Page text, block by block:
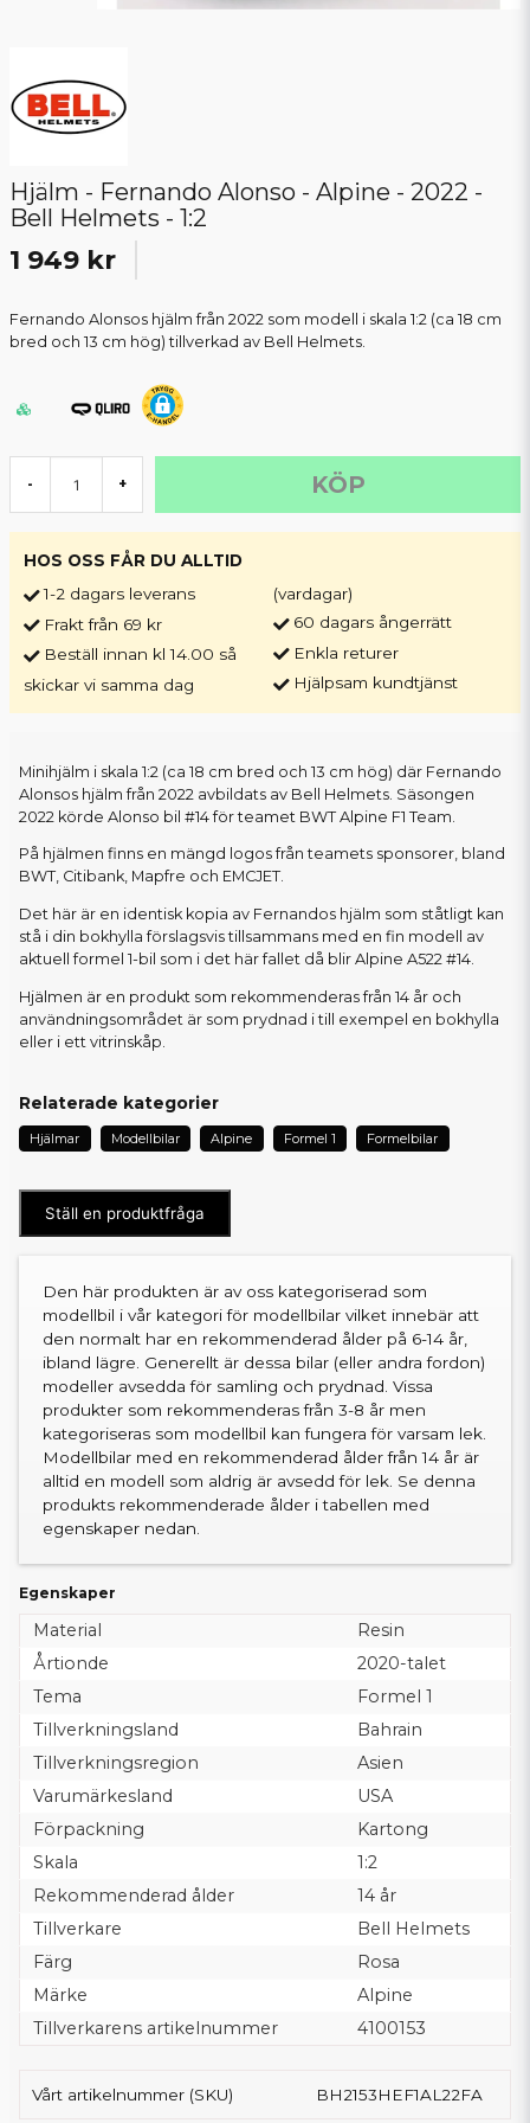
Hjälm - Fernando Alonso - Alpine - 2022 -
Bell Helmets - 1:2
1 949 kr
Fernando Alonsos hjälm från 2022 som modell i skala 1:2 (ca 18 cm
bred och 13 cm hög) tillverkad av Bell Helmets.
- + KÖP
HOS OSS FÅR DU ALLTID
1-2 dagars leverans
Frakt från 69 kr
Beställ innan kl 14.00 så
skickar vi samma dag
(vardagar)
60 dagars ångerrätt
Enkla returer
Hjälpsam kundtjänst
Minihjälm i skala 1:2 (ca 18 cm bred och 13 cm hög) där Fernando
Alonsos hjälm från 2022 avbildats av Bell Helmets. Säsongen
2022 körde Alonso bil #14 för teamet BWT Alpine F1 Team.
På hjälmen finns en mängd logos från teamets sponsorer, bland
BWT, Citibank, Mapfre och EMCJET.
Det här är en identisk kopia av Fernandos hjälm som ståtligt kan
stå i din bokhylla förslagsvis tillsammans med en fin modell av
aktuell formel 1-bil som i det här fallet då blir Alpine A522 #14.
Hjälmen är en produkt som rekommenderas från 14 år och
användningsområdet är som prydnad i till exempel en bokhylla
eller i ett vitrinskåp.
Relaterade kategorier
Hjälmar Modellbilar Alpine Formel 1 Formelbilar
Ställ en produktfråga
Den här produkten är av oss kategoriserad som
modellbil i vår kategori för modellbilar vilket innebär att
den normalt har en rekommenderad ålder på 6-14 år,
ibland lägre. Generellt är dessa bilar (eller andra fordon)
modeller avsedda för samling och prydnad. Vissa
produkter som rekommenderas från 3-8 år men
kategoriseras som modellbil kan fungera för varsam lek.
Modellbilar med en rekommenderad ålder från 14 år är
alltid en modell som aldrig är avsedd för lek. Se denna
produkts rekommenderade ålder i tabellen med
egenskaper nedan.
Egenskaper
Material
Resin
Årtionde
2020-talet
Tema
Formel 1
Tillverkningsland
Bahrain
Tillverkningsregion
Asien
Varumärkesland
USA
Förpackning
Kartong
Skala
1:2
Rekommenderad ålder
14 år
Tillverkare
Bell Helmets
Färg
Rosa
Märke
Alpine
Tillverkarens artikelnummer
4100153
Vårt artikelnummer (SKU) BH2153HEF1AL22FA